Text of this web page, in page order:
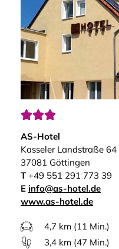

AS-Hotel
Kasseler Landstraße 64
37081 Göttingen
T+49 551 291 773 39
E info@as-hotel.de
www.as-hotel.de
4,7 km (11 Min.)
3,4 km (47 Min.)